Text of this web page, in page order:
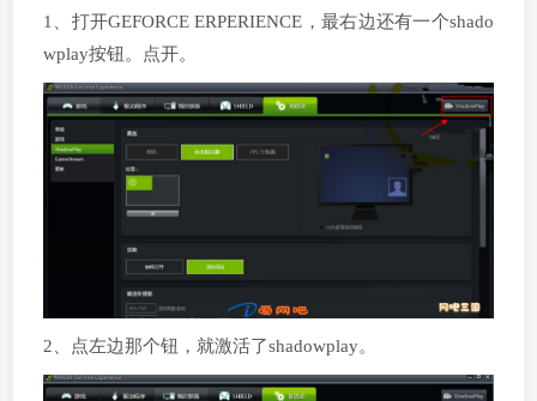
1、打开GEFORCE ERPERIENCE，最右边还有一个shado
wplay按钮。点开。
2、点左边那个钮，就激活了shadowplay。